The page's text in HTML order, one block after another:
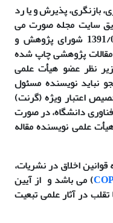
بازنگری، پذیرش و یا رد
سایت مجله صورت می
شورای پژوهش و
مقالات پژوهشی چاپ شده
نظر عضو هیأت علمی
نباید نویسنده مسئول
آیین نامه تخصیص اعتبار ویژه (گرنت)
دانشگاه، در صورت
علمی نویسنده مقاله
قوانین اخلاق در نشریات،
) می باشد و از آیین
تقلب در آثار علمی تبعیت